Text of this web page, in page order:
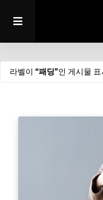
라벨이 패딩 인 게시물 표